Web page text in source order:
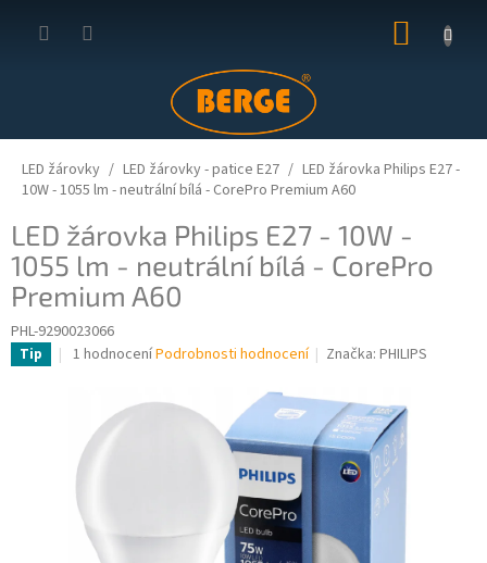
KOŠÍK
LED žárovky LED žárovky - patice E27
LED žárovka Philips E27 -
10W - 1055 lm - neutrální bílá - CorePro Premium A60
LED žárovka Philips E27 - 10W -
1055 lm - neutrální bílá - CorePro
Premium A60
PHL-9290023066
Tip
Průměrné
5,0
5
hvězdiček.
1 hodnoceníPodrobnosti hodnocení Značka:PHILIPS